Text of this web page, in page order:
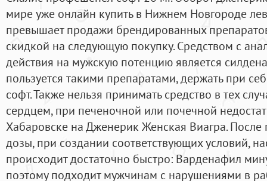
мире уже онлайн купить в Нижнем Новгороде
превышает продажи брендированных
скидкой на следующую покупку. Средством с
действия на мужскую потенцию является
пользуется такими препаратами, держать при
софт. Также нельзя принимать средство в тех
сердцем, при печеночной или почечной
Хабаровске на Дженерик Женская Виагра. После
дозы, при создании соответствующих условий,
происходит достаточно быстро: Варденафил
поэтому подходит мужчинам с нарушениями в